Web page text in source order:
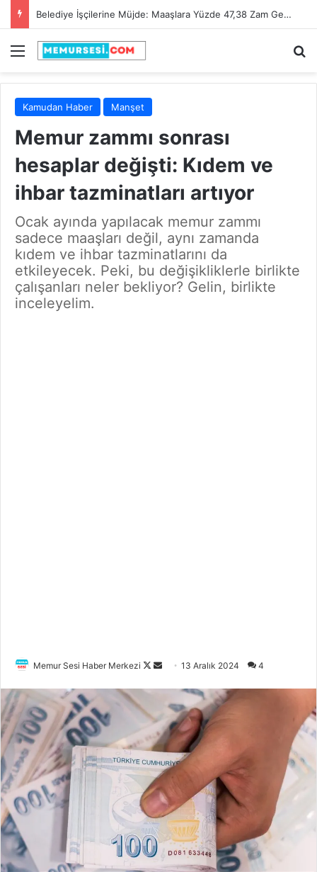
Adana Büyükşehir Belediyesi 90 İtfaiye Eri Alacak! Son Başvuru Tarihi 28 Şubat 2025
Menü
Kamudan Haber Manşet
Memur zammı sonrası
hesaplar değişti: Kıdem ve
ihbar tazminatları artıyor
Ocak ayında yapılacak memur zammı
sadece maaşları değil, aynı zamanda
kıdem ve ihbar tazminatlarını da
etkileyecek. Peki, bu değişikliklerle birlikte
çalışanları neler bekliyor? Gelin, birlikte
inceleyelim.
Memur Sesi Haber Merkezi
F
l
o
w
o
n
X
-
p
o
t
a
n
13 Aralık 2024 4